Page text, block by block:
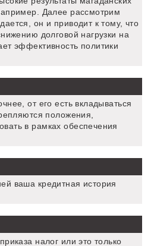
Далее рассмотрим
он и приводит к тому, что
долговой нагрузки на
эффективность политики
от его есть вкладываться
положения,
в рамках обеспечения
ваша кредитная история
налог или это только